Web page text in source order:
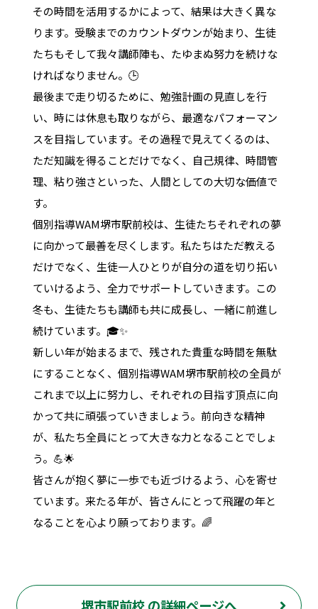
その時間を活用するかによって、結果は大きく異な
ります。受験までのカウントダウンが始まり、生徒
たちもそして我々講師陣も、たゆまぬ努力を続けな
ければなりません。🕒
最後まで走り切るために、勉強計画の見直しを行
い、時には休息も取りながら、最適なパフォーマン
スを目指しています。その過程で見えてくるのは、
ただ知識を得ることだけでなく、自己規律、時間管
理、粘り強さといった、人間としての大切な価値で
す。
個別指導WAM堺市駅前校は、生徒たちそれぞれの夢
に向かって最善を尽くします。私たちはただ教える
だけでなく、生徒一人ひとりが自分の道を切り拓い
ていけるよう、全力でサポートしていきます。この
冬も、生徒たちも講師も共に成長し、一緒に前進し
続けています。🎓✨
新しい年が始まるまで、残された貴重な時間を無駄
にすることなく、個別指導WAM堺市駅前校の全員が
これまで以上に努力し、それぞれの目指す頂点に向
かって共に頑張っていきましょう。前向きな精神
が、私たち全員にとって大きな力となることでしょ
う。💪🌟
皆さんが抱く夢に一歩でも近づけるよう、心を寄せ
ています。来たる年が、皆さんにとって飛躍の年と
なることを心より願っております。🌈